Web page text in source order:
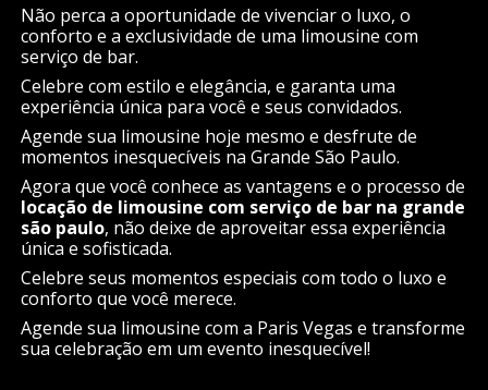
Não perca a oportunidade de vivenciar o luxo, o
conforto e a exclusividade de uma limousine com
serviço de bar.
Celebre com estilo e elegância, e garanta uma
experiência única para você e seus convidados.
Agende sua limousine hoje mesmo e desfrute de
momentos inesquecíveis na Grande São Paulo.
Agora que você conhece as vantagens e o processo de
locação de limousine com serviço de bar na grande
são paulo, não deixe de aproveitar essa experiência
única e sofisticada.
Celebre seus momentos especiais com todo o luxo e
conforto que você merece.
Agende sua limousine com a Paris Vegas e transforme
sua celebração em um evento inesquecível!